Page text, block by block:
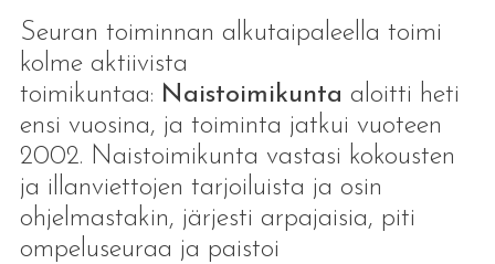
Seuran toiminnan alkutaipaleella toimi
kolme aktiivista
toimikuntaa: Naistoimikunta aloitti heti
ensi vuosina, ja toiminta jatkui vuoteen
2002. Naistoimikunta vastasi kokousten
ja illanviettojen tarjoiluista ja osin
ohjelmastakin, järjesti arpajaisia, piti
ompeluseuraa ja paistoi